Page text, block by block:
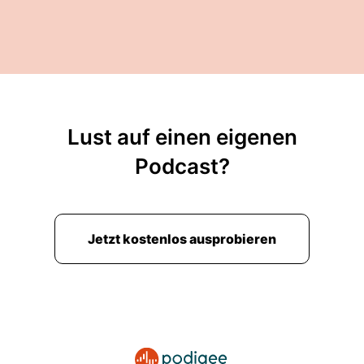
00:02:11: Und das ist halt eigentlich so groß
dass es halt auch Leute bei uns eigentlich
00:02:18: Ja gerade auch wegen weil viele Leute
das ja schon essen also sind ja die wenigsten
die kein Fischfleisch konsumieren.
00:02:32: Ja genau also.
Lust auf einen eigenen
Podcast?
Jetzt kostenlos ausprobieren